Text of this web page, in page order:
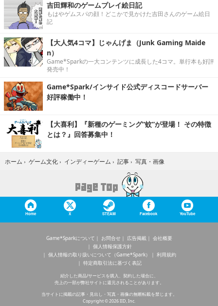
吉田輝和のゲームプレイ絵日記
もはやゲムスパの顔！どこかで見かけた吉田さんのゲーム絵日
記
【大人気4コマ】じゃんげま（Junk Gaming Maide
n）
Game*Sparkの一大コンテンツに成長した4コマ。単行本も好評
発売中！
Game*Spark/インサイド公式ディスコードサーバー
好評稼働中！
【大喜利】『新種のゲーミング“蚊”が登場！ その特徴
とは？』回答募集中！
ホーム › ゲーム文化 › インディーゲーム › 記事 › 写真・画像
Home X STEAM Facebook YouTube
Game*Sparkについて お問合せ 広告掲載
会社概要
個人情報保護方針
個人情報の取り扱いについて（Game*Spark）
利用規約
特定商取引法に基づく表記
紹介した商品/サービスを購入、契約した場合に、
売上の一部が弊社サイトに還元されることがあります。
当サイトに掲載の記事・見出し・写真・画像の無断転載を禁じます。
Copyright © 2026 IID, Inc.